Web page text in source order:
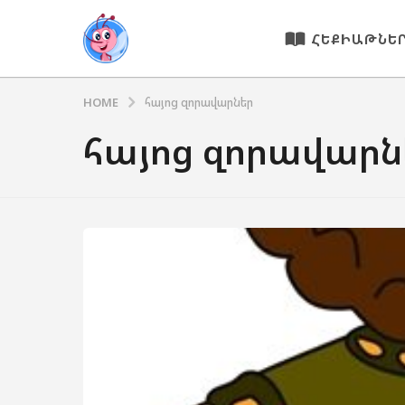
ՀԵՔԻԱԹՆԵՐ
HOME հայոց զորավարներ
հայոց